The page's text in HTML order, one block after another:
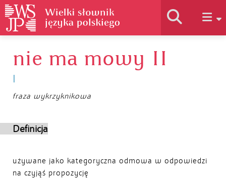
Historia słownika
Autorzy
nie ma mowy II
I
fraza wykrzyknikowa
Definicja
używane jako kategoryczna odmowa w odpowiedzi
na czyjąś propozycję